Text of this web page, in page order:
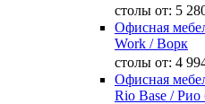
столы от: 5
Офисная
Work / Ворк
столы от: 4
Офисная
Rio Base / Рио